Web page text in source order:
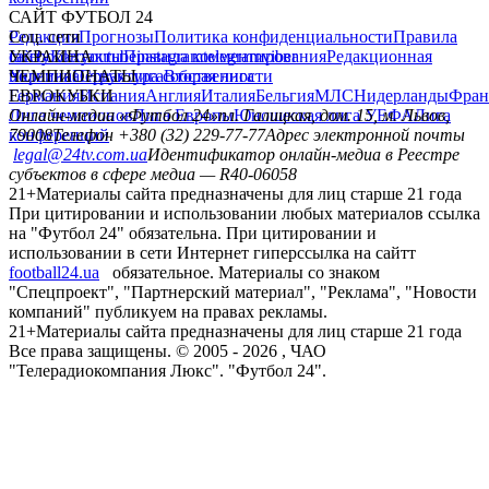
САЙТ ФУТБОЛ 24
РедакцияПрогнозыПолитика конфиденциальностиПравила
сайтуКонтактыПравила комментированияРедакционная
политикаСтруктура собственности
Соц. сети
facebookxyoutubeinstagramtelegramviber
УКРАИНА
УкраинаПервая лигаВторая лига
ЧЕМПИОНАТЫ
ГерманияИспанияАнглияИталияБельгияМЛСНидерланды
ЕВРОКУБКИ
Лига чемпионовЛига ЕвропыЮношеская лига УЕФАЛига
конференций
Онлайн-медиа «Футбол 24»пл. Галицкая, дом. 15, м. Львов,
79008Телефон +380 (32) 229-77-77Адрес электронной почты
legal@24tv.com.uaИдентификатор онлайн-медиа в Реестре
субъектов в сфере медиа — R40-06058
21+Материалы сайта предназначены для лиц старше 21 года
При цитировании и использовании любых материалов ссылка
на "Футбол 24" обязательна. При цитировании и
использовании в сети Интернет гиперссылка на сайтт
football24.ua
обязательное. Материалы со знаком
"Спецпроект", "Партнерский материал", "Реклама", "Новости
компаний" публикуем на правах рекламы.
21+Материалы сайта предназначены для лиц старше 21 года
Все права защищены. © 2005 - 2026 , ЧАО
"Телерадиокомпания Люкс". "Футбол 24".